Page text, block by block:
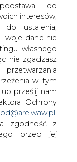
do
interesów,
ustalenia,
dane nie
własnego
nie zgadzasz
w tym
prześlij nam
Ochrony
zgodność z
przed jej
paliw w
br.
będą
Dla
za
stacji